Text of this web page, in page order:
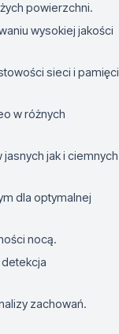
powierzchni.
wysokiej jakości
sieci i pamięci
w różnych
jak i ciemnych
dla optymalnej
nocą.
detekcja
zachowań.